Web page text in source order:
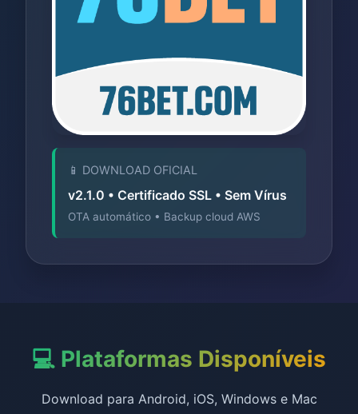
📱 DOWNLOAD OFICIAL
v2.1.0 • Certificado SSL • Sem Vírus
OTA automático • Backup cloud AWS
💻 Plataformas Disponíveis
Download para Android, iOS, Windows e Mac